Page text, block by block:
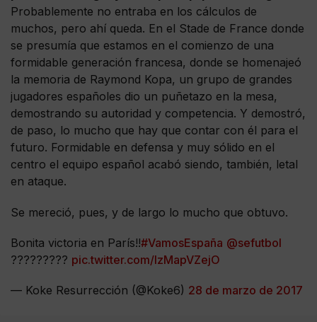
Probablemente no entraba en los cálculos de
muchos, pero ahí queda. En el Stade de France donde
se presumía que estamos en el comienzo de una
formidable generación francesa, donde se homenajeó
la memoria de Raymond Kopa, un grupo de grandes
jugadores españoles dio un puñetazo en la mesa,
demostrando su autoridad y competencia. Y demostró,
de paso, lo mucho que hay que contar con él para el
futuro. Formidable en defensa y muy sólido en el
centro el equipo español acabó siendo, también, letal
en ataque.
Se mereció, pues, y de largo lo mucho que obtuvo.
Bonita victoria en París!!#VamosEspaña @sefutbol
????????? pic.twitter.com/IzMapVZejO
— Koke Resurrección (@Koke6) 28 de marzo de 2017